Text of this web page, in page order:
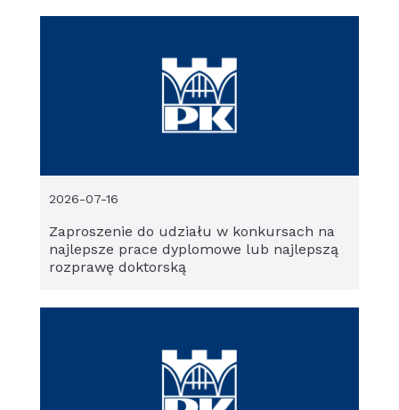
Zaproszenie do udziału w konkursach na
najlepsze prace dyplomowe lub najlepszą
rozprawę doktorską
2026-07-16